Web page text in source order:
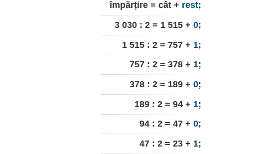
împărțire = cât + rest;
3 030 : 2 = 1 515 + 0;
1 515 : 2 = 757 + 1;
757 : 2 = 378 + 1;
378 : 2 = 189 + 0;
189 : 2 = 94 + 1;
94 : 2 = 47 + 0;
47 : 2 = 23 + 1;